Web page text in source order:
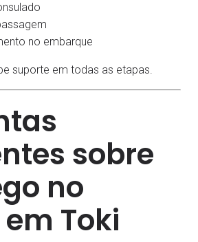
no embarque
suporte em todas as etapas.
sobre
no
Toki